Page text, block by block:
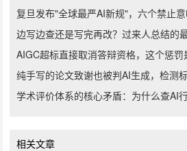
复旦发布"全球最严AI新规"，六个禁止意
边写边查还是写完再改？过来人总结的
AIGC超标直接取消答辩资格，这个惩罚
纯手写的论文致谢也被判AI生成，检测
学术评价体系的核心矛盾：为什么查AI
相关文章